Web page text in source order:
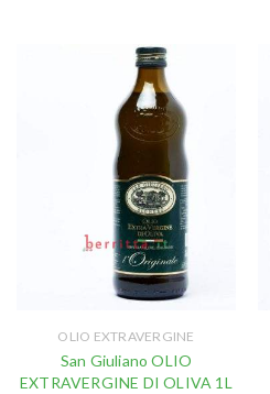
OLIO EXTRAVERGINE
San Giuliano OLIO
EXTRAVERGINE DI OLIVA 1L